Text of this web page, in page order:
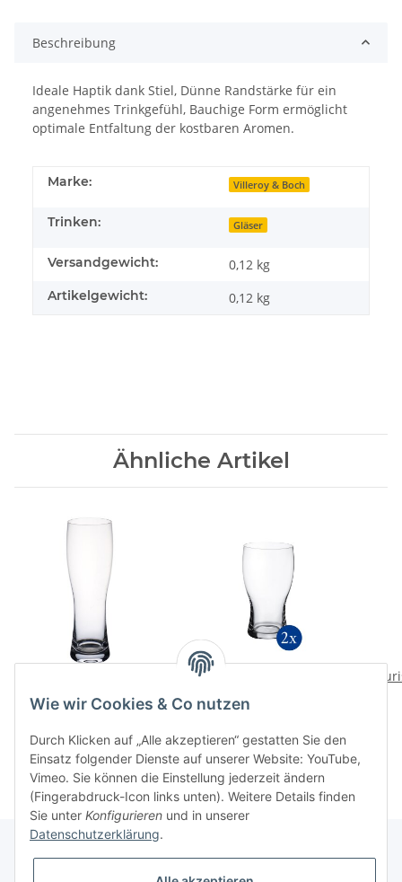
Beschreibung
Ideale Haptik dank Stiel, Dünne Randstärke für ein
angenehmes Trinkgefühl, Bauchige Form ermöglicht
optimale Entfaltung der kostbaren Aromen.
Marke: Villeroy & Boch
Trinken: Gläser
Versandgewicht: 0,12 kg
Artikelgewicht: 0,12 kg
Ähnliche Artikel
Weizenbierglas
32,90 CHF*
Purismo Beer Pint Set
49,90 CHF
Wie wir Cookies & Co nutzen
Durch Klicken auf „Alle akzeptieren“ gestatten Sie den
Einsatz folgender Dienste auf unserer Website: YouTube,
Vimeo. Sie können die Einstellung jederzeit ändern
(Fingerabdruck-Icon links unten). Weitere Details finden
Sie unter Konfigurieren und in unserer
Datenschutzerklärung.